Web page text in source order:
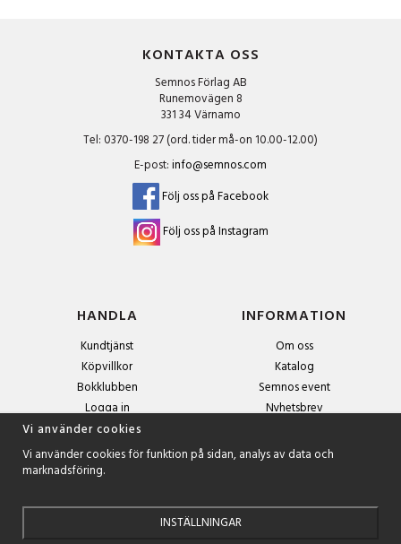
KONTAKTA OSS
Semnos Förlag AB
Runemovägen 8
331 34 Värnamo
Tel: 0370-198 27 (ord. tider må-on 10.00-12.00)
E-post:info@semnos.com
Följ oss på Facebook
Följ oss på Instagram
HANDLA
Kundtjänst
Köpvillkor
Bokklubben
Logga in
INFORMATION
Om oss
Katalog
Semnos event
Nyhetsbrev
Anmäl dig till nyhetsbrevet och få exklusiva erbjudanden och
spännande boktips!
Vi använder cookies
Vi använder cookies för funktion på sidan, analys av data och
marknadsföring.
INSTÄLLNINGAR